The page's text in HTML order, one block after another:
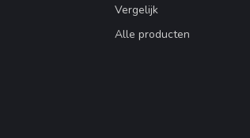
Vergelijk
Alle producten